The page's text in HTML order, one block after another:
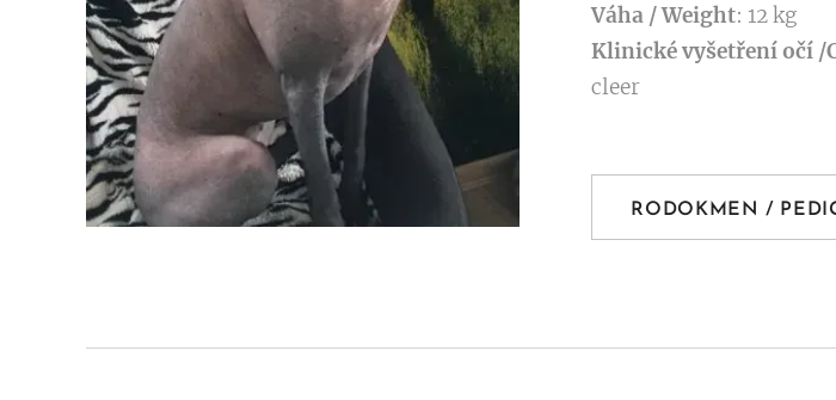
Váha / Weight: 12 kg
Klinické vyšetření očí /
cleer
RODOKMEN /